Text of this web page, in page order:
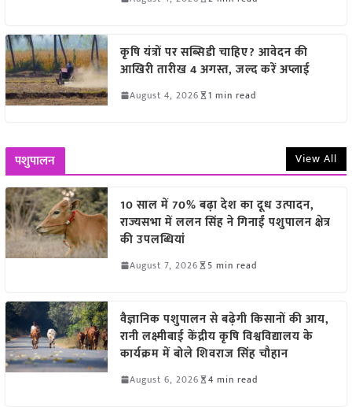
कृषि यंत्रों पर सब्सिडी चाहिए? आवेदन की
आखिरी तारीख 4 अगस्त, जल्द करें अप्लाई
August 4, 2026 1 min read
पशुपालन View All
10 साल में 70% बढ़ा देश का दूध उत्पादन,
राज्यसभा में ललन सिंह ने गिनाईं पशुपालन क्षेत्र
की उपलब्धियां
August 7, 2026 5 min read
वैज्ञानिक पशुपालन से बढ़ेगी किसानों की आय,
रानी लक्ष्मीबाई केंद्रीय कृषि विश्वविद्यालय के
कार्यक्रम में बोले शिवराज सिंह चौहान
August 6, 2026 4 min read